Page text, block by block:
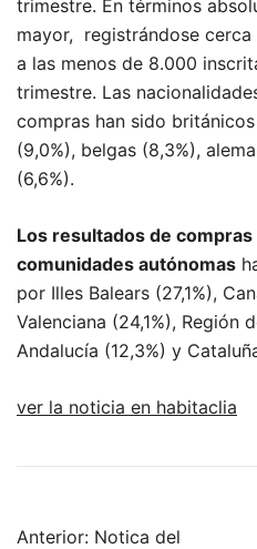
trimestre. En términos
mayor, registrándose
a las menos de 8.000
trimestre. Las
compras han sido
(9,0%), belgas (8,3%),
(6,6%).
Los resultados de
comunidades autónomas
por Illes Balears (27,1%),
Valenciana (24,1%), Región
Andalucía (12,3%) y
ver la noticia en habitaclia
Anterior: Notica del